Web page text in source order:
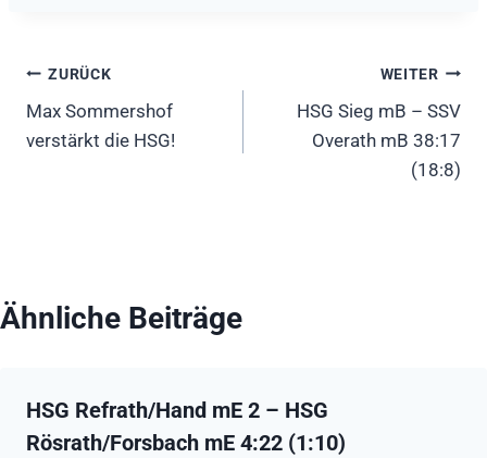
Beitragsnavigation
ZURÜCK
Max Sommershof
verstärkt die HSG!
WEITER
HSG Sieg mB – SSV
Overath mB 38:17
(18:8)
Ähnliche Beiträge
HSG Refrath/Hand mE 2 – HSG
Rösrath/Forsbach mE 4:22 (1:10)